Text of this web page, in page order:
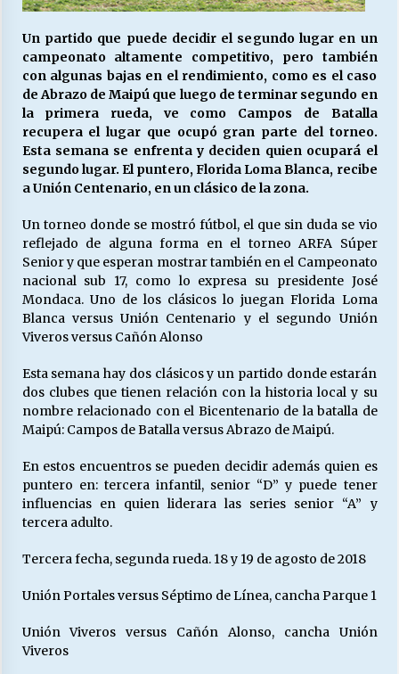
Releyendo la Rerum Novarum a 135 años. “La
cuestión social hoy”.
16/05/2026
S.O.S. a los ricos, Save Our Souls (Salvar
Nuestras Almas)
30/04/2026
¿Asesores con doble sueldo?
18/04/2026
Chile y sus segmentos de la riqueza
06/04/2026
Un partido que puede decidir el segundo lugar en un
campeonato altamente competitivo, pero también
con algunas bajas en el rendimiento, como es el caso
de Abrazo de Maipú que luego de terminar segundo en
la primera rueda, ve como Campos de Batalla
recupera el lugar que ocupó gran parte del torneo.
Esta semana se enfrenta y deciden quien ocupará el
segundo lugar. El puntero, Florida Loma Blanca, recibe
a Unión Centenario, en un clásico de la zona.
Un torneo donde se mostró fútbol, el que sin duda se vio
reflejado de alguna forma en el torneo ARFA Súper
Senior y que esperan mostrar también en el Campeonato
nacional sub 17, como lo expresa su presidente José
Mondaca. Uno de los clásicos lo juegan Florida Loma
Blanca versus Unión Centenario y el segundo Unión
Viveros versus Cañón Alonso
Esta semana hay dos clásicos y un partido donde estarán
dos clubes que tienen relación con la historia local y su
nombre relacionado con el Bicentenario de la batalla de
Maipú: Campos de Batalla versus Abrazo de Maipú.
En estos encuentros se pueden decidir además quien es
puntero en: tercera infantil, senior “D” y puede tener
influencias en quien liderara las series senior “A” y
tercera adulto.
Tercera fecha, segunda rueda. 18 y 19 de agosto de 2018
Unión Portales versus Séptimo de Línea, cancha Parque 1
Unión Viveros versus Cañón Alonso, cancha Unión
Viveros